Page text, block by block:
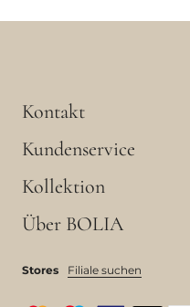
Kontakt
Kundenservice
Kollektion
Über BOLIA
Stores Filiale suchen